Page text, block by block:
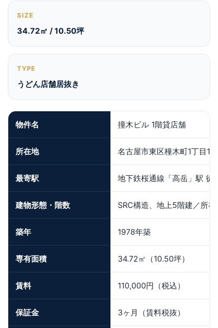
SIZE
34.72㎡ / 10.50坪
TYPE
うどん店舗居抜き
物件名 撞木ビル 1階貸店舗
所在地 名古屋市東区橦木町1丁目
最寄駅 地下鉄桜通線「高岳」駅 徒
建物形態・階数 SRC構造、地上5階建／所在
築年 1978年築
専有面積 34.72㎡（10.50坪）
賃料 110,000円（税込）
保証金 3ヶ月（賃料税抜）